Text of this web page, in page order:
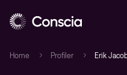
Home Profiler Erik